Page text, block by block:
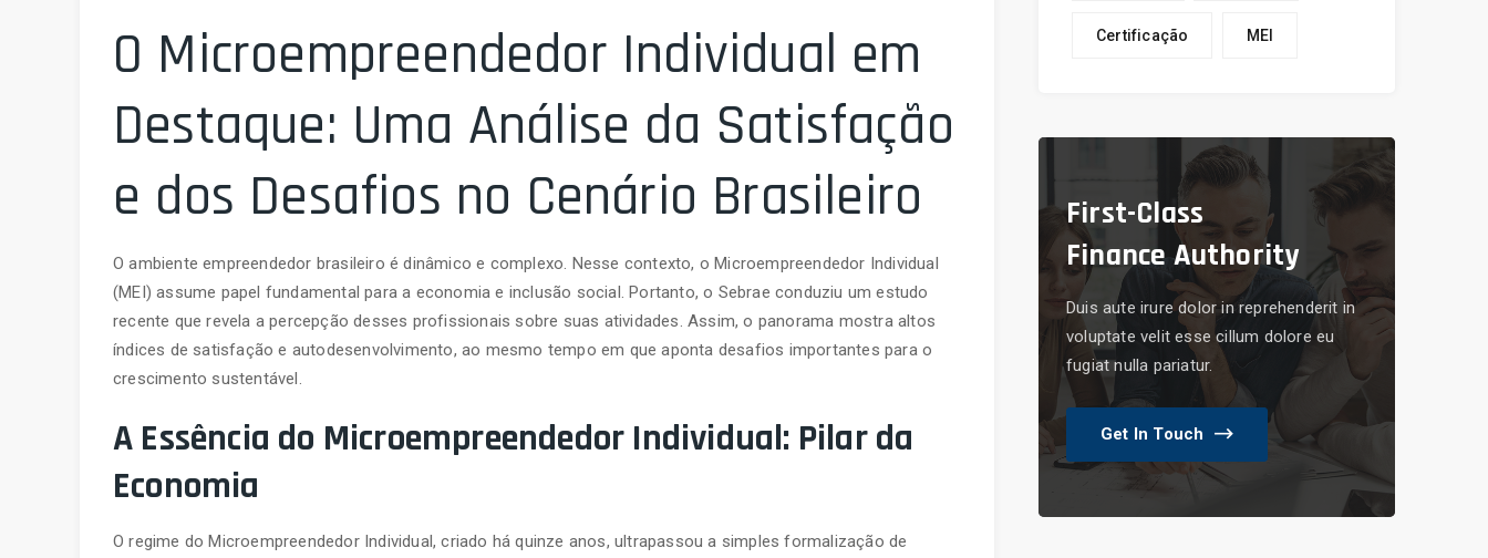
O Microempreendedor Individual em
Destaque: Uma Análise da Satisfação
e dos Desafios no Cenário Brasileiro
O ambiente empreendedor brasileiro é dinâmico e complexo. Nesse contexto, o Microempreendedor Individual
(MEI) assume papel fundamental para a economia e inclusão social. Portanto, o Sebrae conduziu um estudo
recente que revela a percepção desses profissionais sobre suas atividades. Assim, o panorama mostra altos
índices de satisfação e autodesenvolvimento, ao mesmo tempo em que aponta desafios importantes para o
crescimento sustentável.
A Essência do Microempreendedor Individual: Pilar da
Economia
O regime do Microempreendedor Individual, criado há quinze anos, ultrapassou a simples formalização de
Certificação MEI
First-Class
Finance Authority
Duis aute irure dolor in reprehenderit in
voluptate velit esse cillum dolore eu
fugiat nulla pariatur.
Get In Touch